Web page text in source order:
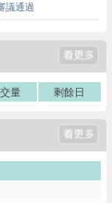
議通過
量 剩餘日